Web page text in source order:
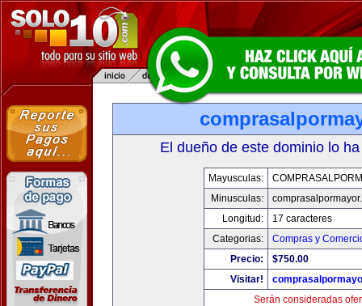
El dueño de este dominio lo
Mayusculas:
Minusculas:
Longitud:
17 caracteres
Categorias:
Compras y
Precio:
$750.00
Visitar!
Serán consideradas